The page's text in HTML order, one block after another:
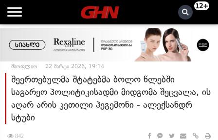
12+
მსოფლიო 22 მარტი 2026, 19:14
შეერთებულმა შტატებმა ბოლო წლებში
საგარეო პოლიტიკისადმი მიდგომა შეცვალა, ის
აღარ არის კეთილი ჰეგემონი - ალექსანდრ
სტუბი
842